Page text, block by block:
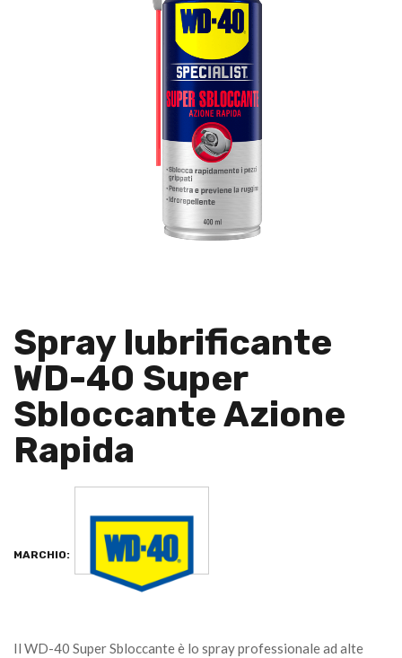
Spray lubrificante
WD-40 Super
Sbloccante Azione
Rapida
MARCHIO:
Il WD-40 Super Sbloccante è lo spray professionale ad alte